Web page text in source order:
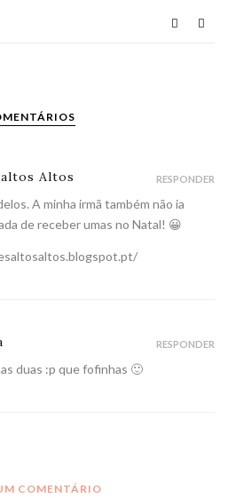
Altos
A minha irmã também não ia
de receber umas no Natal! 😀
RESPONDER
duas :p que fofinhas 🙂
RESPONDER
COMENTÁRIO